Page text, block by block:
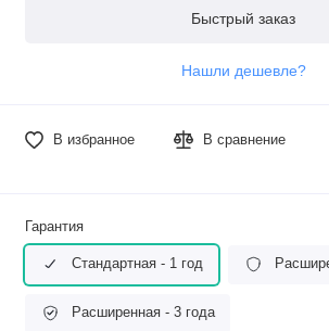
Быстрый заказ
Нашли дешевле?
В избранное В сравнение
Гарантия
Стандартная - 1 год
Расширенная - 3 года